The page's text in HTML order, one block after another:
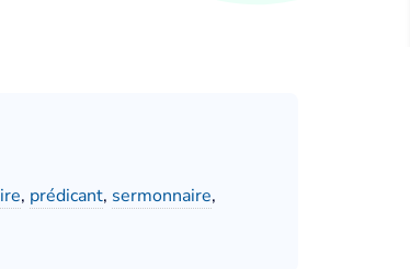
, prédicant, sermonnaire,